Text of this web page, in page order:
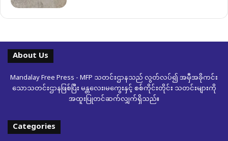
About Us
Mandalay Free Press - MFP သတင်းဌာနသည် လွတ်လပ်၍ အမှီအခိုကင်း
သောသတင်းဌာနဖြစ်ပြီး မန္တလေး၊မကွေးနှင့် စစ်ကိုင်းတိုင်း သတင်းများကို
အထူးပြုတင်ဆက်လျှက်ရှိသည်။
Categories